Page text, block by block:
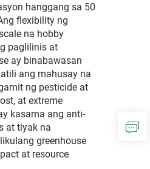
hanggang sa 50
flexibility ng
na hobby
paglilinis at
ay binabawasan
ang mahusay na
ng pesticide at
at extreme
kasama ang anti-
at tiyak na
greenhouse
at resource